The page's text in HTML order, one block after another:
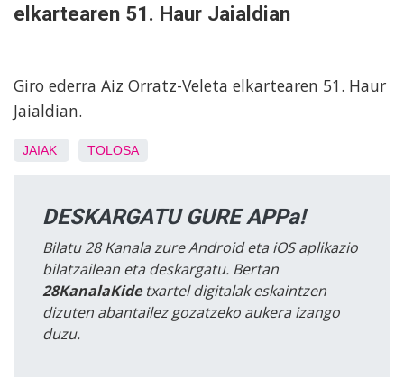
elkartearen 51. Haur Jaialdian
Giro ederra Aiz Orratz-Veleta elkartearen 51. Haur
Jaialdian.
JAIAK TOLOSA
DESKARGATU GURE APPa!
Bilatu 28 Kanala zure Android eta iOS aplikazio
bilatzailean eta deskargatu. Bertan
28KanalaKidetxartel digitalak eskaintzen
dizuten abantailez gozatzeko aukera izango
duzu.